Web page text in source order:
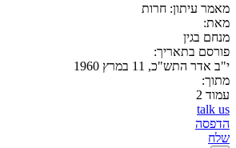
מאמר עיתון: חרות
מאת:
מנחם בגין
פורסם בתאריך:
י"ב אדר התש"כ, 11 במרץ 1960
מתוך:
עמוד 2
talk us
הדפסה
שלח